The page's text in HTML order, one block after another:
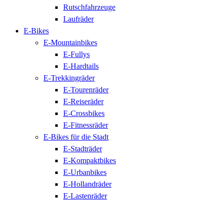
Rutschfahrzeuge
Laufräder
E-Bikes
E-Mountainbikes
E-Fullys
E-Hardtails
E-Trekkingräder
E-Tourenräder
E-Reiseräder
E-Crossbikes
E-Fitnessräder
E-Bikes für die Stadt
E-Stadträder
E-Kompaktbikes
E-Urbanbikes
E-Hollandräder
E-Lastenräder